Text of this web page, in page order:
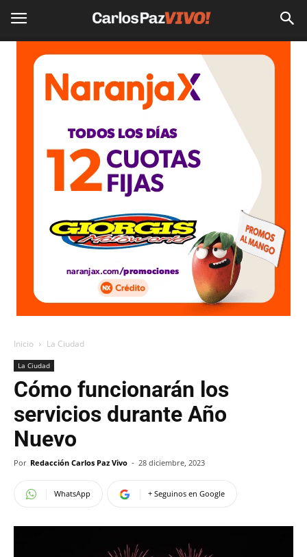
Inicio La Ciudad
La Ciudad
Cómo funcionarán los
servicios durante Año
Nuevo
Por Redacción Carlos Paz Vivo - 28 diciembre, 2023
WhatsApp + Seguinos en Google